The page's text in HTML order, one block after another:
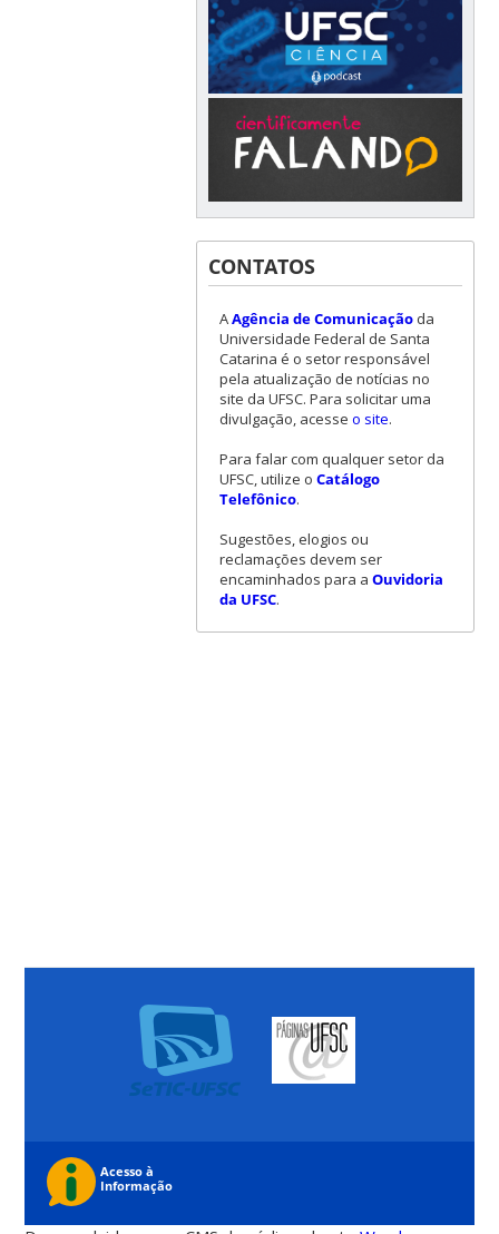
CONTATOS
AAgência de Comunicaçãoda
Universidade Federal de Santa
Catarina é o setor responsável
pela atualização de notícias no
site da UFSC. Para solicitar uma
divulgação, acesse o site.
Para falar com qualquer setor da
UFSC, utilize o Catálogo
Telefônico.
Sugestões, elogios ou
reclamações devem ser
encaminhados para a Ouvidoria
da UFSC.